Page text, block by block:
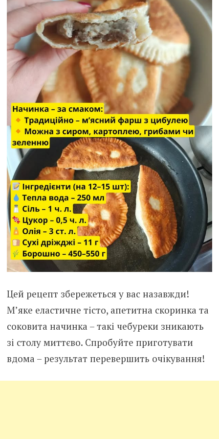
Цей рецепт збережеться у вас назавжди!
М’яке еластичне тісто, апетитна скоринка та
соковита начинка – такі чебуреки зникають
зі столу миттєво. Спробуйте приготувати
вдома – результат перевершить очікування!